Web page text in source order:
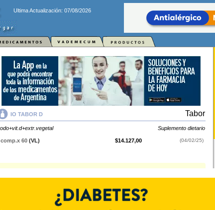
Ultima Actualización: 07/08/2026
IO TABOR D Tabor
Suplemento dietario
comp.x 60 (VL) $14.127,00 (04/02/25)
disponible.